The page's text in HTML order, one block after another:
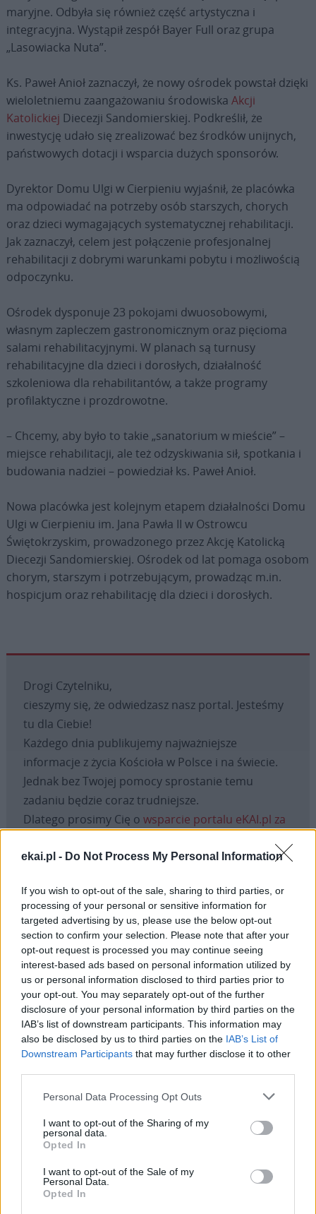
ekai.pl - Do Not Process My Personal Information
If you wish to opt-out of the sale, sharing to third parties, or
processing of your personal or sensitive information for
targeted advertising by us, please use the below opt-out
section to confirm your selection. Please note that after your
opt-out request is processed you may continue seeing
interest-based ads based on personal information utilized by
us or personal information disclosed to third parties prior to
your opt-out. You may separately opt-out of the further
disclosure of your personal information by third parties on the
IAB’s list of downstream participants. This information may
also be disclosed by us to third parties on the IAB’s List of
Downstream Participants that may further disclose it to other
Personal Data Processing Opt Outs
I want to opt-out of the Sharing of my
personal data.
Opted In
I want to opt-out of the Sale of my
Personal Data.
Opted In
maryjne. Odbyła się również część artystyczna i
integracyjna. Wystąpił zespół Bayer Full oraz grupa
„Lasowiacka Nuta”.
Ks. Paweł Anioł zaznaczył, że nowy ośrodek powstał dzięki
wieloletniemu zaangażowaniu środowiska Akcji
Katolickiej Diecezji Sandomierskiej. Podkreślił, że
inwestycję udało się zrealizować bez środków unijnych,
państwowych dotacji i wsparcia dużych sponsorów.
Dyrektor Domu Ulgi w Cierpieniu wyjaśnił, że placówka
ma odpowiadać na potrzeby osób starszych, chorych
oraz dzieci wymagających systematycznej rehabilitacji.
Jak zaznaczył, celem jest połączenie profesjonalnej
rehabilitacji z dobrymi warunkami pobytu i możliwością
odpoczynku.
Ośrodek dysponuje 23 pokojami dwuosobowymi,
własnym zapleczem gastronomicznym oraz pięcioma
salami rehabilitacyjnymi. W planach są turnusy
rehabilitacyjne dla dzieci i dorosłych, działalność
szkoleniowa dla rehabilitantów, a także programy
profilaktyczne i prozdrowotne.
– Chcemy, aby było to takie „sanatorium w mieście” –
miejsce rehabilitacji, ale też odzyskiwania sił, spotkania i
budowania nadziei – powiedział ks. Paweł Anioł.
Nowa placówka jest kolejnym etapem działalności Domu
Ulgi w Cierpieniu im. Jana Pawła II w Ostrowcu
Świętokrzyskim, prowadzonego przez Akcję Katolicką
Diecezji Sandomierskiej. Ośrodek od lat pomaga osobom
chorym, starszym i potrzebującym, prowadząc m.in.
hospicjum oraz rehabilitację dla dzieci i dorosłych.
Drogi Czytelniku,
cieszymy się, że odwiedzasz nasz portal. Jesteśmy
tu dla Ciebie!
Każdego dnia publikujemy najważniejsze
informacje z życia Kościoła w Polsce i na świecie.
Jednak bez Twojej pomocy sprostanie temu
zadaniu będzie coraz trudniejsze.
Dlatego prosimy Cię o wsparcie portalu eKAI.pl za
Dzięki Tobie będziemy mogli realizować naszą
Facebook
TwitterMessengerWhatsApp
EmailCopy
Link
Print
Wersja do druku
OŚRODEK ZDROWIA
Najnowsze